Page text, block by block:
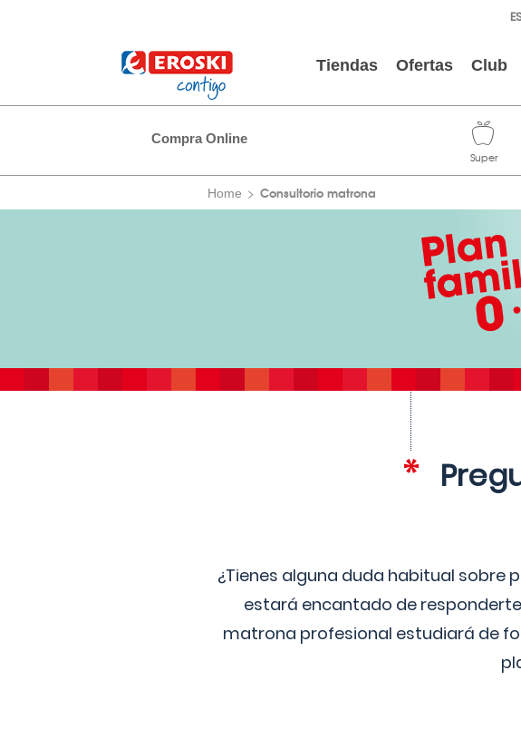
Tiendas Ofertas Club
Compra Online
Home Consultorio matrona
¿Tienes alguna duda habitual
estará encantado de
matrona profesional estudiará de